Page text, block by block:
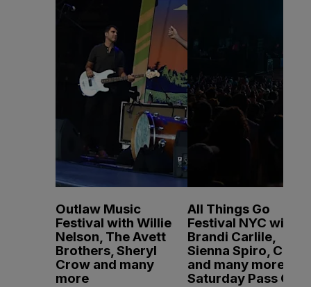
Outlaw Music
Festival with Willie
Nelson, The Avett
Brothers, Sheryl
Crow and many
more
All Things Go
Festival NYC with
Brandi Carlile,
Sienna Spiro, CMAT
and many more -
Saturday Pass Only